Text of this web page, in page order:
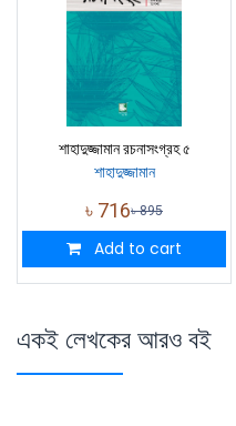
শাহাদুজ্জামান রচনাসংগ্রহ ৫
শাহাদুজ্জামান
৳ 716৳895
Add to cart
একই লেখকের আরও বই